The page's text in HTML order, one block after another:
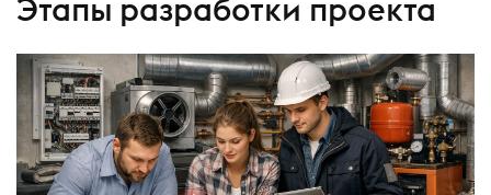
Этапы разработки проекта